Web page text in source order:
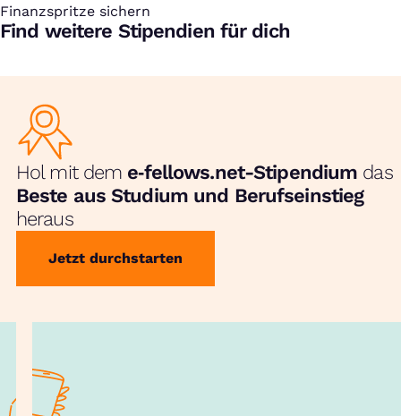
Finanzspritze sichern
:
Find weitere Stipendien für dich
Hol mit dem e‑fellows.net-Stipendium das
Beste aus Studium und Berufseinstieg
heraus
Jetzt durchstarten